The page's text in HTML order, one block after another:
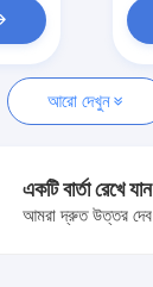
আরো দেখুন
একটি বার্তা রেখে যান
আমরা দ্রুত উত্তর দেব